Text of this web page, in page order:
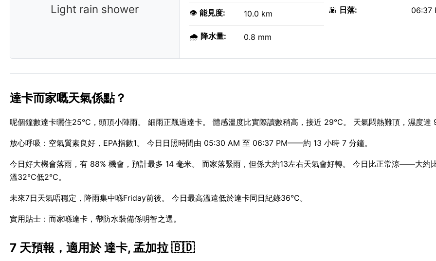
Light rain shower 👁️ 能見度: 10.0 km
🌧️ 降水量: 0.8 mm
🌇 日落: 06:37
達卡而家嘅天氣係點？
呢個鐘數達卡曬住25°C，頭頂小陣雨。 細雨正飄過達卡。 體感溫度比實際讀數稍高，接近 29°C。 天氣悶熱難頂，濕度達
放心呼吸：空氣質素良好，EPA指數1。 今日日照時間由 05:30 AM 至 06:37 PM——約 13 小時 7 分鐘。
今日好大機會落雨，有 88% 機會，預計最多 14 毫米。 而家落緊雨，但係大約13左右天氣會好轉。 今日比正常涼——大約
溫32°C低2°C。
未來7日天氣唔穩定，降雨集中喺Friday前後。 今日最高溫遠低於達卡同日紀錄36°C。
實用貼士：而家喺達卡，帶防水裝備係明智之選。
7 天預報，適用於 達卡, 孟加拉 🇧🇩